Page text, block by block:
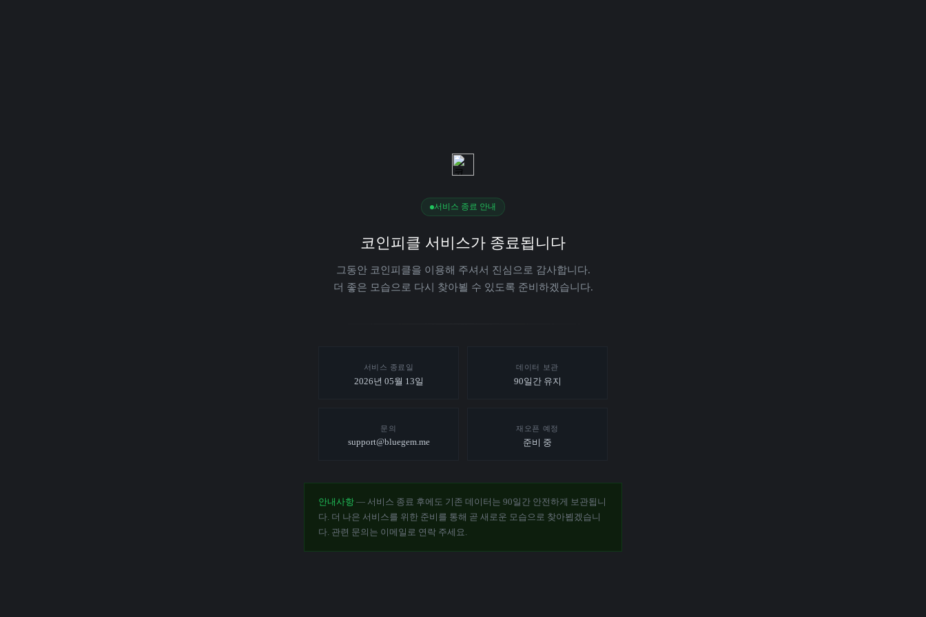
서비스 종료 안내
코인피클 서비스가 종료됩니다
그동안 코인피클을 이용해 주셔서 진심으로 감사합니다.
더 좋은 모습으로 다시 찾아뵐 수 있도록 준비하겠습니다.
서비스 종료일
2026년 05월 13일
데이터 보관
90일간 유지
문의
support@bluegem.me
재오픈 예정
준비 중
안내사항 — 서비스 종료 후에도 기존 데이터는 90일간 안전하게 보관됩니
다. 더 나은 서비스를 위한 준비를 통해 곧 새로운 모습으로 찾아뵙겠습니
다. 관련 문의는 이메일로 연락 주세요.